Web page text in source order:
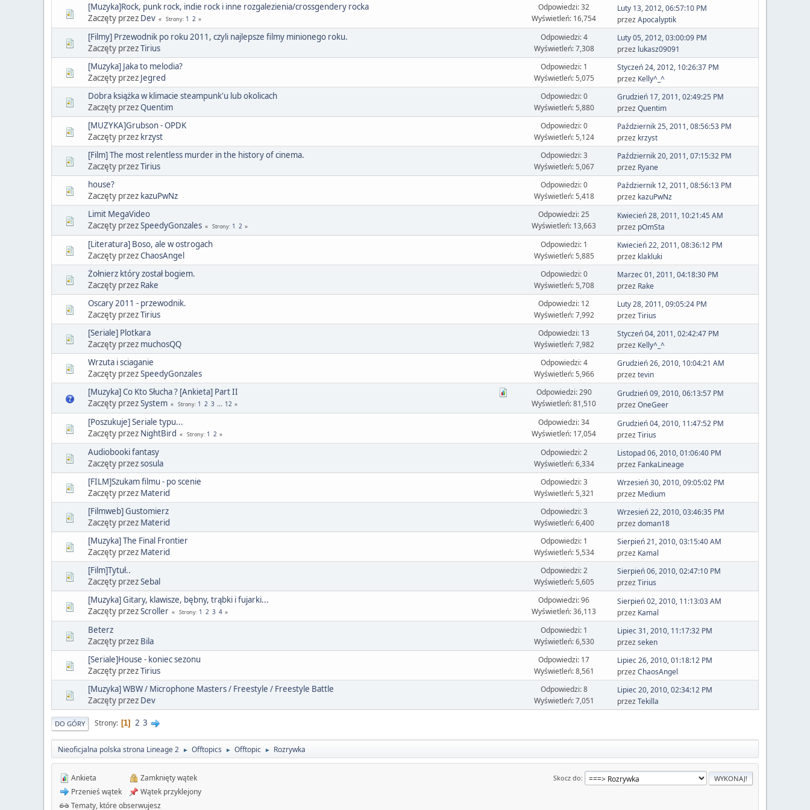
[Muzyka]Rock, punk rock, indie rock i inne rozgalezienia/crossgendery rocka
Zaczęty przez Dev Strony 1 2
Odpowiedzi: 32
Wyświetleń: 16,754
Luty 13, 2012, 06:57:10 PM
przezApocalyptik
[Filmy] Przewodnik po roku 2011, czyli najlepsze filmy minionego roku.
Zaczęty przezTirius
Odpowiedzi: 4
Wyświetleń: 7,308
Luty 05, 2012, 03:00:09 PM
przez lukasz09091
[Muzyka] Jaka to melodia?
Zaczęty przez Jegred
Odpowiedzi: 1
Wyświetleń: 5,075
Styczeń 24, 2012, 10:26:37 PM
przez Kelly^_^
Dobra książka w klimacie steampunk'u lub okolicach
Zaczęty przezQuentim
Odpowiedzi: 0
Wyświetleń: 5,880
Grudzień 17, 2011, 02:49:25 PM
przezQuentim
[MUZYKA]Grubson - OPDK
Zaczęty przez krzyst
Odpowiedzi: 0
Wyświetleń: 5,124
Październik 25, 2011, 08:56:53 PM
przez krzyst
[Film] The most relentless murder in the history of cinema.
Zaczęty przezTirius
Odpowiedzi: 3
Wyświetleń: 5,067
Październik 20, 2011, 07:15:32 PM
przez Ryane
house?
Zaczęty przez kazuPwNz
Odpowiedzi: 0
Wyświetleń: 5,418
Październik 12, 2011, 08:56:13 PM
przez kazuPwNz
Limit MegaVideo
Zaczęty przezSpeedyGonzales Strony 1 2
Odpowiedzi: 25
Wyświetleń: 13,663
Kwiecień 28, 2011, 10:21:45 AM
przez pOmSta
[Literatura] Boso, ale w ostrogach
Zaczęty przezChaosAngel
Odpowiedzi: 1
Wyświetleń: 5,885
Kwiecień 22, 2011, 08:36:12 PM
przez klakluki
Żołnierz który został bogiem.
Zaczęty przez Rake
Odpowiedzi: 0
Wyświetleń: 5,708
Marzec 01, 2011, 04:18:30 PM
przez Rake
Oscary 2011 - przewodnik.
Zaczęty przezTirius
Odpowiedzi: 12
Wyświetleń: 7,992
Luty 28, 2011, 09:05:24 PM
przezTirius
[Seriale] Plotkara
Zaczęty przez muchosQQ
Odpowiedzi: 13
Wyświetleń: 7,982
Styczeń 04, 2011, 02:42:47 PM
przez Kelly^_^
Wrzuta i sciaganie
Zaczęty przezSpeedyGonzales
Odpowiedzi: 4
Wyświetleń: 5,966
Grudzień 26, 2010, 10:04:21 AM
przeztevin
[Muzyka] Co Kto Słucha ? [Ankieta] Part II
Zaczęty przezSystem Strony 1 2 3 ... 12
Odpowiedzi: 290
Wyświetleń: 81,510
Grudzień 09, 2010, 06:13:57 PM
przezOneGeer
[Poszukuje] Seriale typu...
Zaczęty przez NightBird Strony 1 2
Odpowiedzi: 34
Wyświetleń: 17,054
Grudzień 04, 2010, 11:47:52 PM
przezTirius
Audiobooki fantasy
Zaczęty przezsosula
Odpowiedzi: 2
Wyświetleń: 6,334
Listopad 06, 2010, 01:06:40 PM
przez FankaLineage
[FILM]Szukam filmu - po scenie
Zaczęty przez Materid
Odpowiedzi: 3
Wyświetleń: 5,321
Wrzesień 30, 2010, 09:05:02 PM
przez Medium
[Filmweb] Gustomierz
Zaczęty przez Materid
Odpowiedzi: 3
Wyświetleń: 6,400
Wrzesień 22, 2010, 03:46:35 PM
przezdoman18
[Muzyka] The Final Frontier
Zaczęty przez Materid
Odpowiedzi: 1
Wyświetleń: 5,534
Sierpień 21, 2010, 03:15:40 AM
przez Kamal
[Film]Tytuł..
Zaczęty przezSebal
Odpowiedzi: 2
Wyświetleń: 5,605
Sierpień 06, 2010, 02:47:10 PM
przezTirius
[Muzyka] Gitary, klawisze, bębny, trąbki i fujarki...
Zaczęty przezScroller Strony 1 2 3 4
Odpowiedzi: 96
Wyświetleń: 36,113
Sierpień 02, 2010, 11:13:03 AM
przez Kamal
Beterz
Zaczęty przez Bila
Odpowiedzi: 1
Wyświetleń: 6,530
Lipiec 31, 2010, 11:17:32 PM
przezseken
[Seriale]House - koniec sezonu
Zaczęty przezTirius
Odpowiedzi: 17
Wyświetleń: 8,561
Lipiec 26, 2010, 01:18:12 PM
przezChaosAngel
[Muzyka] WBW / Microphone Masters / Freestyle / Freestyle Battle
Zaczęty przez Dev
Odpowiedzi: 8
Wyświetleń: 7,051
Lipiec 20, 2010, 02:34:12 PM
przezTekilla
DO GÓRY Strony 1 2 3
Nieoficjalna polska strona Lineage 2 ► Offtopics ► Offtopic ► Rozrywka
Skocz do
Ankieta
Przenieś wątek
Zamknięty wątek
Wątek przyklejony
Tematy, które obserwujesz